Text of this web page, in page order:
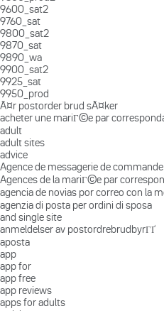
9600_sat2
9760_sat
9800_sat2
9870_sat
9890_wa
9900_sat2
9925_sat
9950_prod
Ã¤r postorder brud sÃ¤ker
acheter une mariГ©e par
adult
adult sites
advice
Agence de messagerie de
Agences de la mariГ©e par
agencia de novias por correo con la
agenzia di posta per ordini di sposa
and single site
anmeldelser av postordrebrudbyrГҐ
aposta
app
app for
app free
app reviews
apps for adults